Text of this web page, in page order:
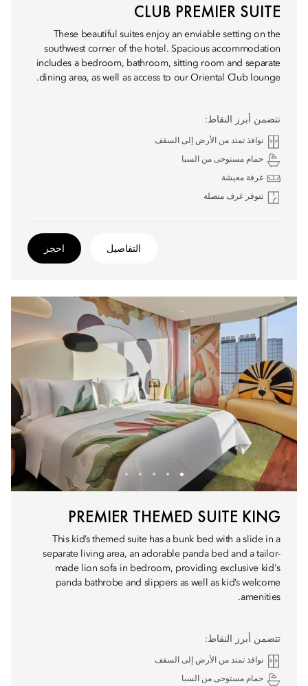
CLUB PREMIER SUITE
These beautiful suites enjoy an enviable setting on the
southwest corner of the hotel. Spacious accommodation
includes a bedroom, bathroom, sitting room and separate
dining area, as well as access to our Oriental Club lounge.
تتضمن أبرز النقاط:
نوافذ تمتد من الأرض إلى السقف
حمام مستوحى من السبا
غرفة معيشة
تتوفر غرف متصلة
التفاصيل احجز
PREMIER THEMED SUITE KING
This kid’s themed suite has a bunk bed with a slide in a
separate living area, an adorable panda bed and a tailor-
made lion sofa in bedroom, providing exclusive kid's
panda bathrobe and slippers as well as kid’s welcome
amenities.
تتضمن أبرز النقاط:
نوافذ تمتد من الأرض إلى السقف
حمام مستوحى من السبا